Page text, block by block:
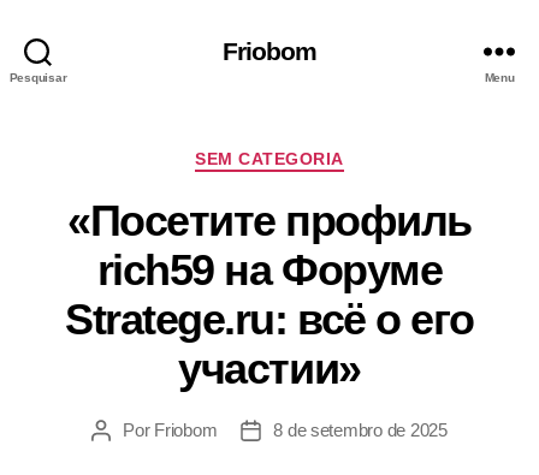
Pesquisar
Friobom
Menu
SEM CATEGORIA
«Посетите профиль
rich59 на Форуме
Stratege.ru: всё о его
участии»
Por Friobom 8 de setembro de 2025